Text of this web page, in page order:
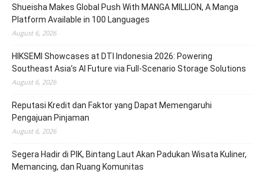
Shueisha Makes Global Push With MANGA MILLION, A Manga
Platform Available in 100 Languages
August 6, 2026
HIKSEMI Showcases at DTI Indonesia 2026: Powering
Southeast Asia’s AI Future via Full‑Scenario Storage Solutions
August 6, 2026
Reputasi Kredit dan Faktor yang Dapat Memengaruhi
Pengajuan Pinjaman
August 6, 2026
Segera Hadir di PIK, Bintang Laut Akan Padukan Wisata Kuliner,
Memancing, dan Ruang Komunitas